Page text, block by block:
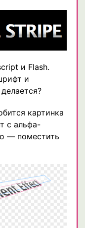
и Flash.
и
картинка
с альфа-
— поместить